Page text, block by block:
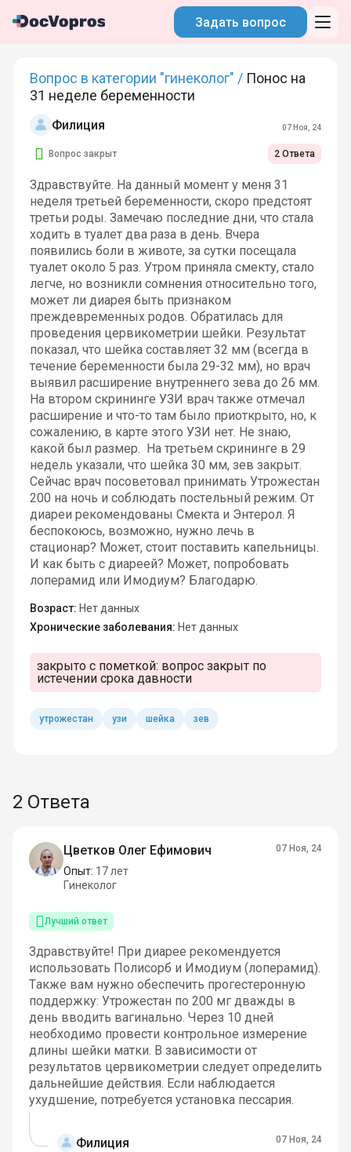
Задать вопрос
Вопрос в категории "гинеколог" / Понос на
31 неделе беременности
Филиция 07 Ноя, 24
Вопрос закрыт 2 Ответа
Здравствуйте. На данный момент у меня 31
неделя третьей беременности, скоро предстоят
третьи роды. Замечаю последние дни, что стала
ходить в туалет два раза в день. Вчера
появились боли в животе, за сутки посещала
туалет около 5 раз. Утром приняла смекту, стало
легче, но возникли сомнения относительно того,
может ли диарея быть признаком
преждевременных родов. Обратилась для
проведения цервикометрии шейки. Результат
показал, что шейка составляет 32 мм (всегда в
течение беременности была 29-32 мм), но врач
выявил расширение внутреннего зева до 26 мм.
На втором скрининге УЗИ врач также отмечал
расширение и что-то там было приоткрыто, но, к
сожалению, в карте этого УЗИ нет. Не знаю,
какой был размер. На третьем скрининге в 29
недель указали, что шейка 30 мм, зев закрыт.
Сейчас врач посоветовал принимать Утрожестан
200 на ночь и соблюдать постельный режим. От
диареи рекомендованы Смекта и Энтерол. Я
беспокоюсь, возможно, нужно лечь в
стационар? Может, стоит поставить капельницы.
И как быть с диареей? Может, попробовать
лоперамид или Имодиум? Благодарю.
Возраст: Нет данных
Хронические заболевания: Нет данных
закрыто с пометкой: вопрос закрыт по
истечении срока давности
утрожестан узи шейка зев
2 Ответа
Цветков Олег Ефимович
Опыт: 17 лет
Гинеколог
07 Ноя, 24
Лучший ответ
Здравствуйте! При диарее рекомендуется
использовать Полисорб и Имодиум (лоперамид).
Также вам нужно обеспечить прогестеронную
поддержку: Утрожестан по 200 мг дважды в
день вводить вагинально. Через 10 дней
необходимо провести контрольное измерение
длины шейки матки. В зависимости от
результатов цервикометрии следует определить
дальнейшие действия. Если наблюдается
ухудшение, потребуется установка пессария.
Филиция 07 Ноя, 24